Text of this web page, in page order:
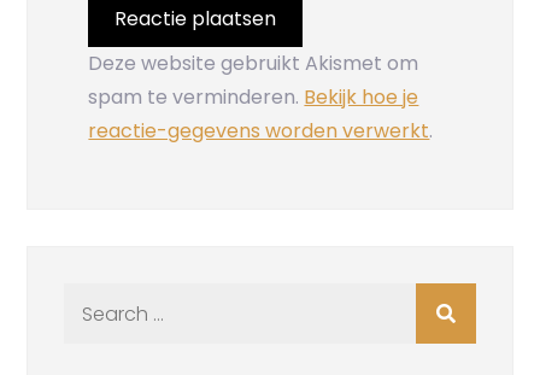
Deze website gebruikt Akismet om
spam te verminderen. Bekijk hoe je
reactie-gegevens worden verwerkt.